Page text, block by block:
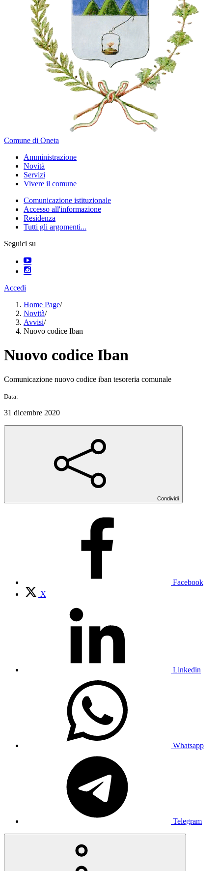
Comune di Oneta
Amministrazione
Novità
Servizi
Vivere il comune
Comunicazione istituzionale
Accesso all'informazione
Residenza
Tutti gli argomenti...
Seguici su
Accedi
Home Page/
Novità/
Avvisi/
Nuovo codice Iban
Nuovo codice Iban
Comunicazione nuovo codice iban tesoreria comunale
Data:
31 dicembre 2020
Condividi
Facebook
X
Linkedin
Whatsapp
Telegram